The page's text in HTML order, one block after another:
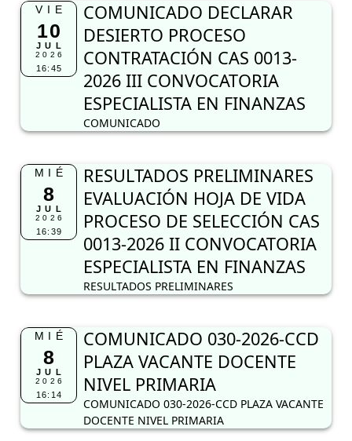
VIE
10
JUL
2026
16:45
COMUNICADO DECLARAR
DESIERTO PROCESO
CONTRATACIÓN CAS 0013-
2026 III CONVOCATORIA
ESPECIALISTA EN FINANZAS
COMUNICADO
MIÉ
8
JUL
2026
16:39
RESULTADOS PRELIMINARES
EVALUACIÓN HOJA DE VIDA
PROCESO DE SELECCIÓN CAS
0013-2026 II CONVOCATORIA
ESPECIALISTA EN FINANZAS
RESULTADOS PRELIMINARES
MIÉ
8
JUL
2026
16:14
COMUNICADO 030-2026-CCD
PLAZA VACANTE DOCENTE
NIVEL PRIMARIA
COMUNICADO 030-2026-CCD PLAZA VACANTE
DOCENTE NIVEL PRIMARIA